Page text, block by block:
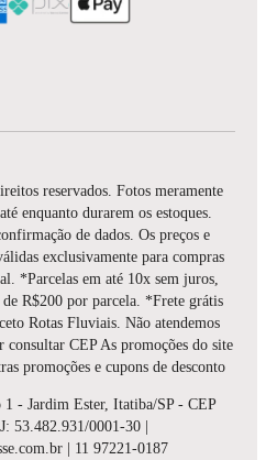
reservados. Fotos meramente
enquanto durarem os estoques.
de dados. Os preços e
exclusivamente para compras
*Parcelas em até 10x sem juros,
R$200 por parcela. *Frete grátis
Rotas Fluviais. Não atendemos
CEP As promoções do site
promoções e cupons de desconto
1 - Jardim Ester, Itatiba/SP - CEP
53.482.931/0001-30 |
| 11 97221-0187